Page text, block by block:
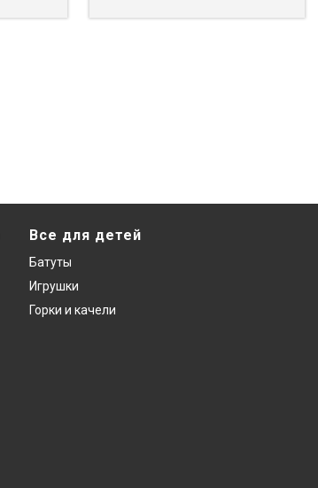
Все для детей
Батуты
Игрушки
Горки и качели